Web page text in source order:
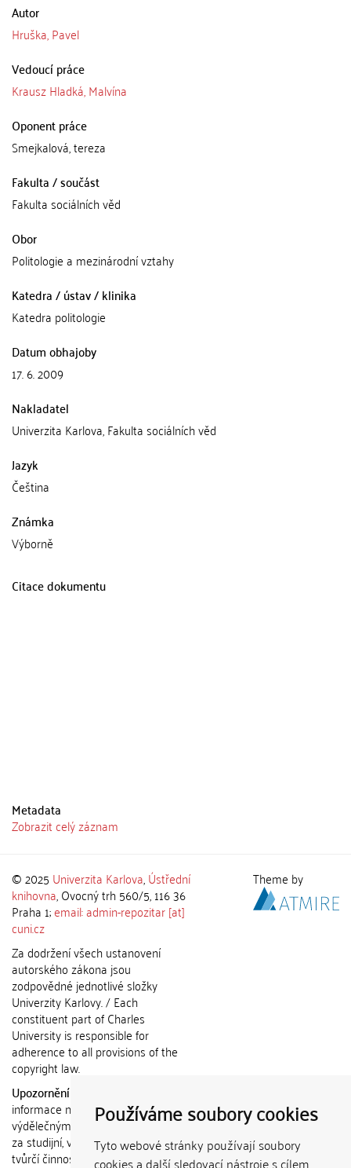
Používáme soubory cookies
Tyto webové stránky používají soubory
cookies a další sledovací nástroje s cílem
Autor
Hruška, Pavel
Vedoucí práce
Krausz Hladká, Malvína
Oponent práce
Smejkalová, tereza
Fakulta / součást
Fakulta sociálních věd
Obor
Politologie a mezinárodní vztahy
Katedra / ústav / klinika
Katedra politologie
Datum obhajoby
17. 6. 2009
Nakladatel
Univerzita Karlova, Fakulta sociálních věd
Jazyk
Čeština
Známka
Výborně
Citace dokumentu
Metadata
Zobrazit celý záznam
© 2025 Univerzita Karlova,Ústřední
knihovna, Ovocný trh 560/5, 116 36
Praha 1;email: admin-repozitar [at]
cuni.cz
Za dodržení všech ustanovení
autorského zákona jsou
zodpovědné jednotlivé složky
Univerzity Karlovy. / Each
constituent part of Charles
University is responsible for
adherence to all provisions of the
copyright law.
Upozornění / Notice:
informace nemohou být použity k
výdělečným účelům nebo vydávány
za studijní, vědeckou nebo jinou
tvůrčí činnost jiné osoby než autora.
Theme by